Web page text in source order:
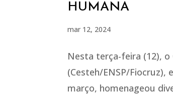
HUMANA
mar 12, 2024
Nesta terça-feira (12), o
(Cesteh/ENSP/Fiocruz),
março, homenageou